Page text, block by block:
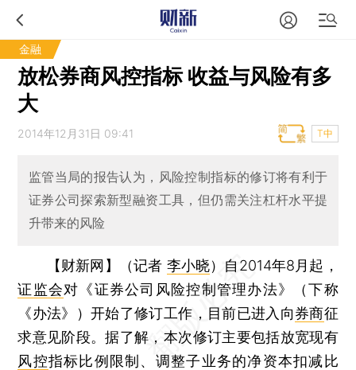
金融
放松券商风控指标 收益与风险有多
大
2014年12月31日 09:41 T中
监管当局的报告认为，风险控制指标的修订将有利于
证券公司探索新型融资工具，但仍需关注杠杆水平提
升带来的风险
【财新网】（记者 李小晓） 自2014年8月起，
证监会对《证券公司风险控制管理办法》（下称
《办法》）开始了修订工作，目前已进入向券商征
求意见阶段。据了解，本次修订主要包括放宽现有
风控指标比例限制、调整子业务的净资本扣减比